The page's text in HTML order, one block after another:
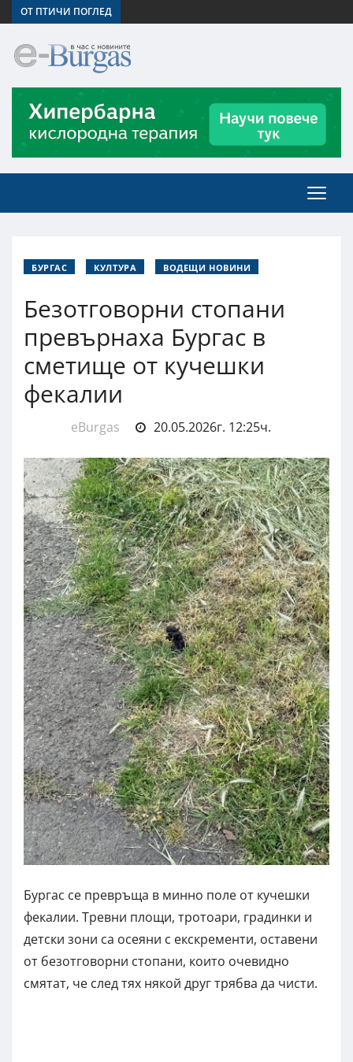
ОТ ПТИЧИ ПОГЛЕД
БУРГАС КУЛТУРА ВОДЕЩИ НОВИНИ
Безотговорни стопани
превърнаха Бургас в
сметище от кучешки
фекалии
eBurgas 20.05.2026г. 12:25ч.
Бургас се превръща в минно поле от кучешки
фекалии. Тревни площи, тротоари, градинки и
детски зони са осеяни с екскременти, оставени
от безотговорни стопани, които очевидно
смятат, че след тях някой друг трябва да чисти.